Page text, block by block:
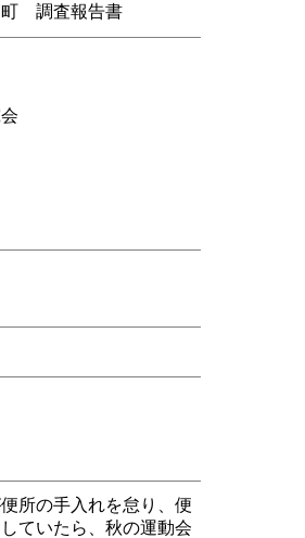
町 調査報告書
所の手入れを怠り、便
ていたら、秋の運動会